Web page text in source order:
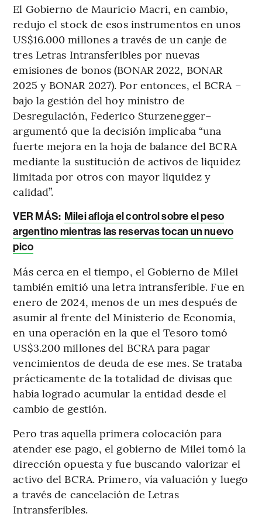
El Gobierno de Mauricio Macri, en cambio,
redujo el stock de esos instrumentos en unos
US$16.000 millones a través de un canje de
tres Letras Intransferibles por nuevas
emisiones de bonos (BONAR 2022, BONAR
2025 y BONAR 2027). Por entonces, el BCRA –
bajo la gestión del hoy ministro de
Desregulación, Federico Sturzenegger–
argumentó que la decisión implicaba “una
fuerte mejora en la hoja de balance del BCRA
mediante la sustitución de activos de liquidez
limitada por otros con mayor liquidez y
calidad”.
VER MÁS: Milei afloja el control sobre el peso
argentino mientras las reservas tocan un nuevo
pico
Más cerca en el tiempo, el Gobierno de Milei
también emitió una letra intransferible. Fue en
enero de 2024, menos de un mes después de
asumir al frente del Ministerio de Economía,
en una operación en la que el Tesoro tomó
US$3.200 millones del BCRA para pagar
vencimientos de deuda de ese mes. Se trataba
prácticamente de la totalidad de divisas que
había logrado acumular la entidad desde el
cambio de gestión.
Pero tras aquella primera colocación para
atender ese pago, el gobierno de Milei tomó la
dirección opuesta y fue buscando valorizar el
activo del BCRA. Primero, vía valuación y luego
a través de cancelación de Letras
Intransferibles.